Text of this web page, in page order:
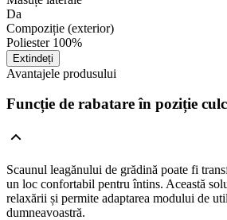
Da
Compoziție (exterior)
Poliester 100%
Extindeți
Avantajele produsului
Funcție de rabatare în poziție
Scaunul leagănului de grădină poate fi
un loc confortabil pentru întins. Această
relaxării și permite adaptarea modului de
dumneavoastră.